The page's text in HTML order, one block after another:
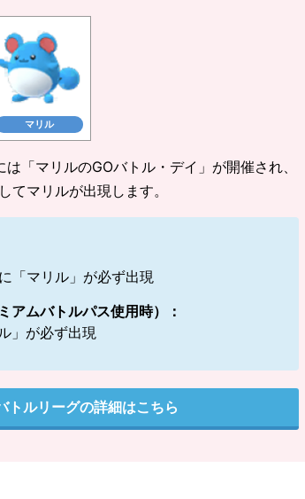
マリル
「マリルのGOバトル・デイ」が開催され、
てマリルが出現します。
「マリル」が必ず出現
アムバトルパス使用時）：
」が必ず出現
トルリーグの詳細はこちら